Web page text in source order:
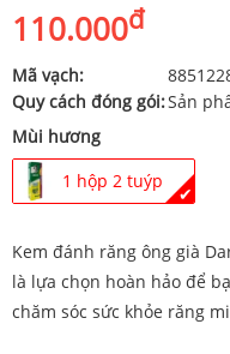
110.000đ
Mã vạch:
Quy cách đóng gói:Sản
Mùi hương
1 hộp 2 tuýp
✔
Kem đánh răng ông già
là lựa chọn hoàn hảo để
chăm sóc sức khỏe răng